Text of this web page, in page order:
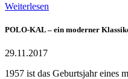
Weiterlesen
POLO-KAL – ein moderner
29.11.2017
1957 ist das Geburtsjahr eines